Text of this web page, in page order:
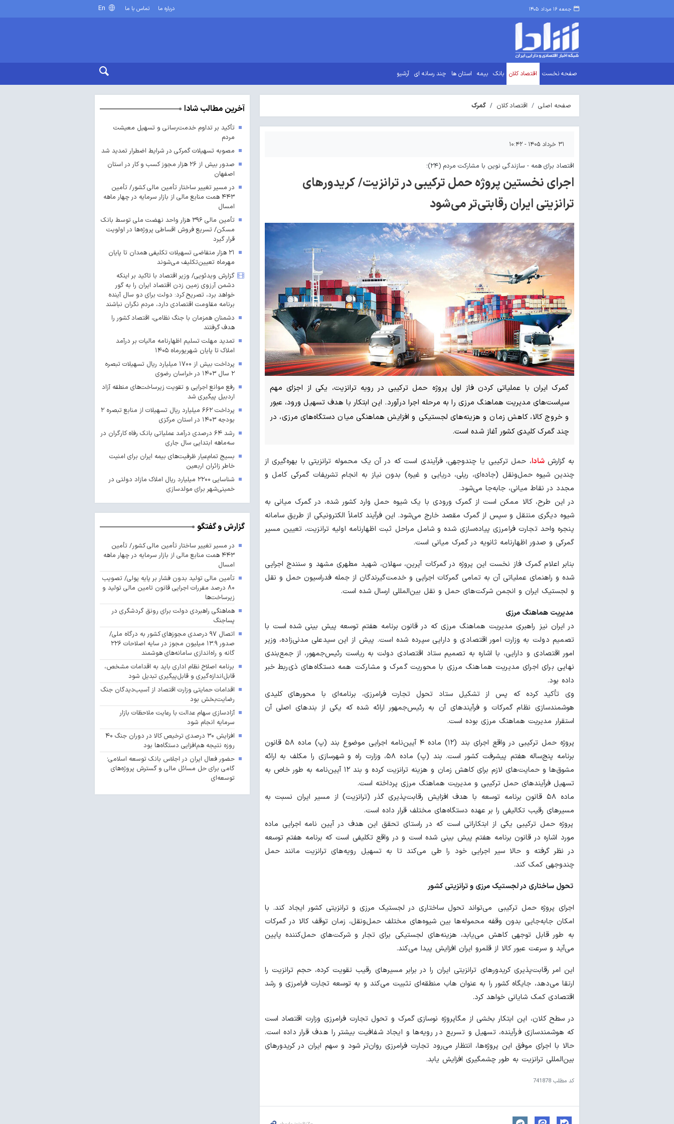
جمعه ۱۶ مرداد ۱۴۰۵ درباره ما تماس با ما
صفحه نخست اقتصاد کلان بانک بیمه استان ها چند رسانه ای آرشیو
صفحه اصلی اقتصاد کلان گمرک
۳۱ خرداد ۱۴۰۵ - ۱۰:۴۲
اقتصاد برای همه - سازندگی نوین با مشارکت مردم (۲۴)؛
اجرای نخستین پروژه حمل ترکیبی در ترانزیت/ کریدورهای
ترانزیتی ایران رقابتی‌تر می‌شود
گمرک ایران با عملیاتی کردن فاز اول پروژه حمل ترکیبی در رویه ترانزیت، یکی از اجزای مهم
سیاست‌های مدیریت هماهنگ مرزی را به مرحله اجرا درآورد. این ابتکار با هدف تسهیل ورود، عبور
و خروج کالا، کاهش زمان و هزینه‌های لجستیکی و افزایش هماهنگی میان دستگاه‌های مرزی، در
چند گمرک کلیدی کشور آغاز شده است.
به گزارششادا، حمل ترکیبی یا چندوجهی، فرآیندی است که در آن یک محموله ترانزیتی با بهره‌گیری از
چندین شیوه حمل‌ونقل (جاده‌ای، ریلی، دریایی و غیره) بدون نیاز به انجام تشریفات گمرکی کامل و
مجدد در نقاط میانی، جابه‌جا می‌شود.
در این طرح، کالا ‌ممکن است از گمرک ورودی با یک شیوه حمل وارد کشور شده، در گمرک میانی به
شیوه دیگری منتقل و سپس از گمرک مقصد خارج می‌شود. این فرآیند کاملاً الکترونیکی از طریق سامانه
پنجره واحد تجارت فرامرزی پیاده‌سازی شده و شامل مراحل ثبت اظهارنامه اولیه ترانزیت، تعیین مسیر
گمرکی و صدور اظهارنامه ثانویه در گمرک میانی است.
بنابر اعلام گمرک فاز نخست این پروژه در گمرکات آپرین، سهلان، شهید مطهری مشهد و سنندج اجرایی
شده و راهنمای عملیاتی آن به تمامی گمرکات اجرایی و خدمت‌گیرندگان از جمله فدراسیون حمل و نقل
و لجستیک ایران و انجمن شرکت‌های حمل و نقل بین‌المللی ارسال شده است.
مدیریت هماهنگ مرزی
در ایران نیز راهبری مدیریت هماهنگ مرزی که در قانون برنامه هفتم توسعه پیش بینی شده است با
تصمیم دولت به وزارت امور اقتصادی و دارایی سپرده شده است. پیش از این سیدعلی مدنی‌زاده، وزیر
امور اقتصادی و دارایی، با اشاره به تصمیم ستاد اقتصادی دولت به ریاست رئیس‌جمهور، از جمع‌بندی
نهایی برای اجرای مدیریت هماهنگ مرزی با محوریت گمرک و مشارکت همه دستگاه‌های ذی‌ربط خبر
داده بود.
وی تأکید کرده که پس از تشکیل ستاد تحول تجارت فرامرزی، برنامه‌ای با محورهای کلیدی
هوشمندسازی نظام گمرکات و فرآیندهای آن به رئیس‌جمهور ارائه شده که یکی از بندهای اصلی آن
استقرار مدیریت هماهنگ مرزی بوده است.
پروژه حمل ترکیبی در واقع اجرای بند (۱۲) ماده ۴ آیین‌نامه اجرایی موضوع بند (پ) ماده ۵۸ قانون
برنامه پنج‌ساله هفتم پیشرفت کشور است. بند (پ) ماده ۵۸، وزارت راه و شهرسازی را مکلف به ارائه
مشوق‌ها و حمایت‌های لازم برای کاهش زمان و هزینه ترانزیت کرده و بند ۱۲ آیین‌نامه به طور خاص به
تسهیل فرآیندهای حمل ترکیبی و مدیریت هماهنگ مرزی پرداخته است.
ماده ۵۸ قانون برنامه توسعه با هدف افزایش رقابت‌پذیری گذر (ترانزیت) از مسیر ایران نسبت به
مسیرهای رقیب تکالیفی را بر عهده دستگاه‌های مختلف قرار داده است.
پروژه حمل ترکیبی یکی از ابتکاراتی است که در راستای تحقق این هدف در آیین نامه اجرایی ماده
مورد اشاره در قانون برنامه هفتم پیش بینی شده است و در واقع تکلیفی است که برنامه هفتم توسعه
در نظر گرفته و حالا سیر اجرایی خود را طی می‌کند تا به تسهیل رویه‌های ترانزیت مانند حمل
چندوجهی کمک کند.
تحول ساختاری در لجستیک مرزی و ترانزیتی کشور
اجرای پروژه حمل ترکیبی می‌تواند تحول ساختاری در لجستیک مرزی و ترانزیتی کشور ایجاد کند. با
امکان جابه‌جایی بدون وقفه محموله‌ها بین شیوه‌های مختلف حمل‌ونقل، زمان توقف کالا در گمرکات
به طور قابل توجهی کاهش می‌یابد، هزینه‌های لجستیکی برای تجار و شرکت‌های حمل‌کننده پایین
می‌آید و سرعت عبور کالا از قلمرو ایران افزایش پیدا می‌کند.
این امر رقابت‌پذیری کریدورهای ترانزیتی ایران را در برابر مسیرهای رقیب تقویت کرده، حجم ترانزیت را
ارتقا می‌دهد، جایگاه کشور را به عنوان هاب منطقه‌ای تثبیت می‌کند و به توسعه تجارت فرامرزی و رشد
اقتصادی کمک شایانی خواهد کرد.
در سطح کلان، این ابتکار بخشی از مگاپروژه نوسازی گمرک و تحول تجارت فرامرزی وزارت اقتصاد است
که هوشمندسازی فرآینده، تسهیل و تسریع در رویه‌ها و ایجاد شفافیت بیشتر را هدف قرار داده است.
حالا با اجرای موفق این پروژه‌ها، انتظار می‌رود تجارت فرامرزی روان‌تر شود و سهم ایران در کریدورهای
بین‌المللی ترانزیت به طور چشمگیری افزایش یابد.
کد مطلب 741878
آخرین مطالب شادا
تأکید بر تداوم خدمت‌رسانی و تسهیل معیشت
مردم
مصوبه تسهیلات گمرکی در شرایط اضطرار تمدید شد
صدور بیش از ۲۶ هزار مجوز کسب‌ و کار در استان
اصفهان
در مسیر تغییر ساختار تأمین مالی کشور/ تأمین
۴۴۳ همت منابع مالی از بازار سرمایه در چهار ماهه
امسال
تأمین مالی ۳۹۶ هزار واحد نهضت ملی توسط بانک
مسکن/ تسریع فروش اقساطی پروژه‌ها در اولویت
قرار گیرد
۲۱ هزار متقاضی تسهیلات تکلیفی همدان تا پایان
مهرماه تعیین‌تکلیف می‌شوند
گزارش ویدئویی/ وزیر اقتصاد با تاکید بر اینکه
دشمن آرزوی زمین زدن اقتصاد ایران را به گور
خواهد برد، تصریح کرد: دولت برای دو سال آینده
برنامه مقاومت اقتصادی دارد، مردم نگران نباشند
دشمنان همزمان با جنگ نظامی، اقتصاد کشور را
هدف گرفتند
تمدید مهلت تسلیم اظهارنامه مالیات بر درآمد
املاک تا پایان شهریورماه ۱۴۰۵
پرداخت بیش از ۱۷۰۰ میلیارد ریال تسهیلات تبصره
۲ سال ۱۴۰۳ در خراسان رضوی
رفع موانع اجرایی و تقویت زیرساخت‌های منطقه آزاد
اردبیل پیگیری شد
پرداخت ۶۶۲ میلیارد ریال تسهیلات از منابع تبصره ۲
بودجه ۱۴۰۳ در استان مرکزی
رشد ۶۴ درصدی درآمد عملیاتی بانک رفاه کارگران در
سه‌ماهه ابتدایی سال جاری
بسیج تمام‌عیار ظرفیت‌های بیمه ایران برای امنیت
خاطر زائران اربعین
شناسایی ۲۲۰۰ میلیارد ریال املاک مازاد دولتی در
خمینی‌شهر برای مولدسازی
گزارش و گفتگو
در مسیر تغییر ساختار تأمین مالی کشور/ تأمین
۴۴۳ همت منابع مالی از بازار سرمایه در چهار ماهه
امسال
تأمین مالی تولید بدون فشار بر پایه پولی/ تصویب
۸۰ درصد مقررات اجرایی قانون تامین مالی تولید و
زیرساخت‌ها
هماهنگی راهبردی دولت برای رونق گردشگری در
پساجنگ
اتصال ۹۷ درصدی مجوزهای کشور به درگاه ملی/
صدور ۱۳.۹ میلیون مجوز در سایه اصلاحات ۲۲۶
گانه و راه‌اندازی سامانه‌های هوشمند
برنامه اصلاح نظام اداری باید به اقدامات مشخص،
قابل‌اندازه‌گیری و قابل‌پیگیری تبدیل شود
اقدامات حمایتی وزارت اقتصاد از آسیب‌دیدگان جنگ
رضایت‌بخش بود
آزادسازی سهام عدالت با رعایت ملاحظات بازار
سرمایه انجام شود
افزایش ۳۰ درصدی ترخیص کالا در دوران جنگ ۴۰
روزه نتیجه هم‌افزایی دستگاه‌ها بود
حضور فعال ایران در اجلاس بانک توسعه اسلامی؛
گامی برای حل مسائل مالی و گسترش پروژه‌های
توسعه‌ای